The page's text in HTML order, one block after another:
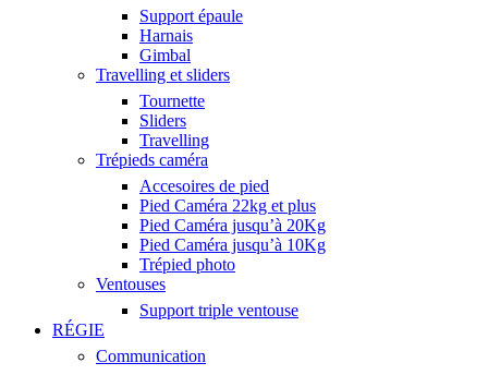
Support épaule
Harnais
Gimbal
Travelling et sliders
Tournette
Sliders
Travelling
Trépieds caméra
Accesoires de pied
Pied Caméra 22kg et plus
Pied Caméra jusqu’à 20Kg
Pied Caméra jusqu’à 10Kg
Trépied photo
Ventouses
Support triple ventouse
RÉGIE
Communication